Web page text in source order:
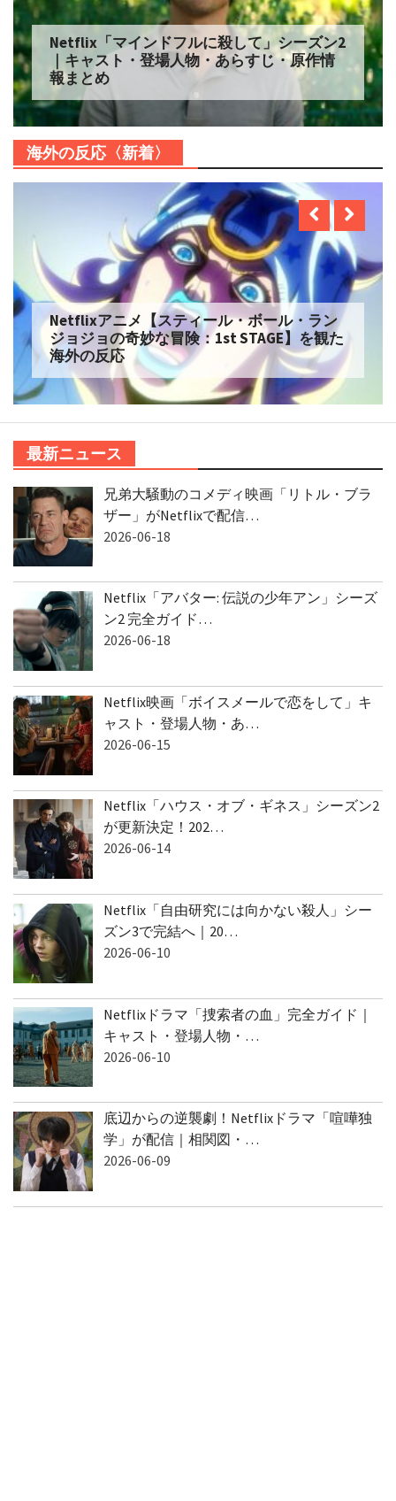
Netflix「マインドフルに殺して」シーズン2
｜キャスト・登場人物・あらすじ・原作情
報まとめ
海外の反応〈新着〉
Netflixアニメ【スティール・ボール・ラン
ジョジョの奇妙な冒険：1st STAGE】を観た
海外の反応
最新ニュース
兄弟大騒動のコメディ映画「リトル・ブラ
ザー」がNetflixで配信…
2026-06-18
Netflix「アバター: 伝説の少年アン」シーズ
ン2 完全ガイド…
2026-06-18
Netflix映画「ボイスメールで恋をして」キ
ャスト・登場人物・あ…
2026-06-15
Netflix「ハウス・オブ・ギネス」シーズン2
が更新決定！202…
2026-06-14
Netflix「自由研究には向かない殺人」シー
ズン3で完結へ｜20…
2026-06-10
Netflixドラマ「捜索者の血」完全ガイド｜
キャスト・登場人物・…
2026-06-10
底辺からの逆襲劇！Netflixドラマ「喧嘩独
学」が配信｜相関図・…
2026-06-09